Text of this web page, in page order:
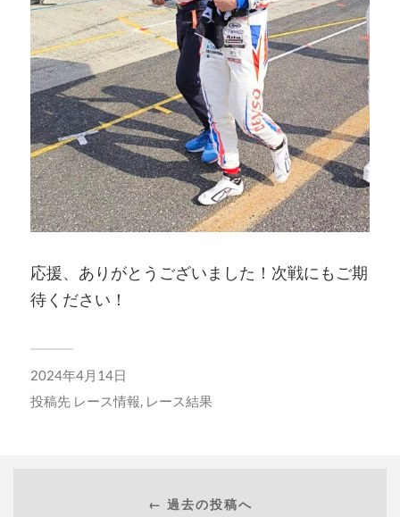
応援、ありがとうございました！次戦にもご期
待ください！
2024年4月14日
投稿先 レース情報, レース結果
← 過去の投稿へ